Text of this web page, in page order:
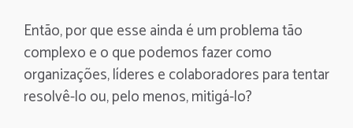
Então, por que esse ainda é um problema tão
complexo e o que podemos fazer como
organizações, líderes e colaboradores para tentar
resolvê-lo ou, pelo menos, mitigá-lo?